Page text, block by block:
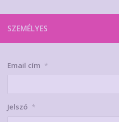
SZEMÉLYES
Email cím *
Jelszó *